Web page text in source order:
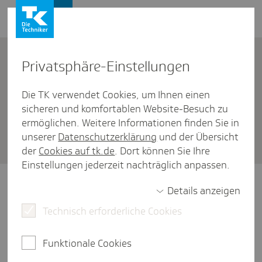
Kontakt
Welche Vor- und Nach­prak­tika
sind versi­che­rungs­pflich­tig?
Firmenkunden / Praktikanten
Ein Vor- oder Nachpraktikum, das in der
Studien- oder Prüfungsordnung
vorgeschrieben ist, gilt als Teil einer
oder die Praktikantin ist dadurch als
Privat­sphäre-Einstel­lungen
Die TK verwendet Cookies, um Ihnen einen
sicheren und komfortablen Website-Besuch zu
ermöglichen. Weitere Informationen finden Sie in
unserer Datenschutzerklärung und der Übersicht
der Cookies auf tk.de. Dort können Sie Ihre
Einstellungen jederzeit nachträglich anpassen.
Details anzeigen
Technisch erforderliche Cookies
Funktionale Cookies